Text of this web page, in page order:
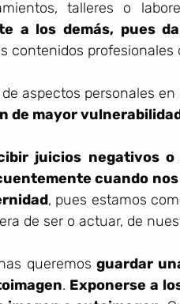
talleres o
a los demás, pues
contenidos profesionales
aspectos personales
de mayor
juicios negativos
cuando
, pues estamos
de ser o actuar, de
queremosguardar
. Exponerse a